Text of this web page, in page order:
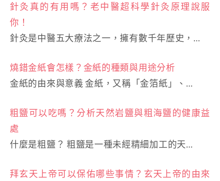
針灸真的有用嗎？老中醫超科學針灸原理說服
你！
針灸是中醫五大療法之一，擁有數千年歷史，…
燒錯金紙會怎樣？金紙的種類與用途分析
金紙的由來與意義 金紙，又稱「金箔紙」、…
粗鹽可以吃嗎？分析天然岩鹽與粗海鹽的健康益
處
什麼是粗鹽？ 粗鹽是一種未經精細加工的天…
拜玄天上帝可以保佑哪些事情？玄天上帝的由來